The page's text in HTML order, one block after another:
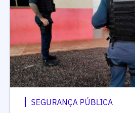
SEGURANÇA PÚBLICA
Uso da força policial:
e quando configura